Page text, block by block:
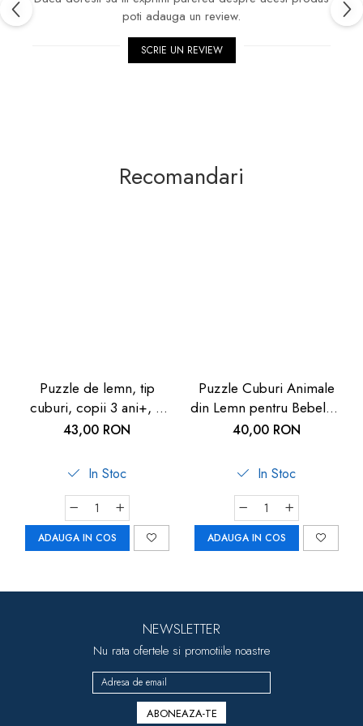
poti adauga un review.
SCRIE UN REVIEW
Recomandari
Puzzle de lemn, tip
cuburi, copii 3 ani+, 6
modele cu animale, Goki
43,00 RON
In Stoc
ADAUGA IN COS
Puzzle Cuburi Animale
din Lemn pentru Bebeluși
2 ani+| Carboysafety
40,00 RON
In Stoc
ADAUGA IN COS
NEWSLETTER
Nu rata ofertele si promotiile noastre